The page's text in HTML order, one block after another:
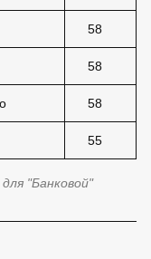
58
58
58
55
"Банковой"